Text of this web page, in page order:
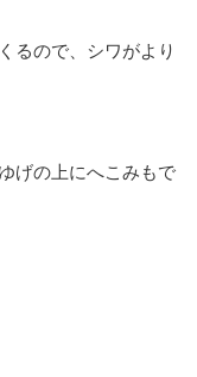
るので、シワがより
げの上にへこみもで